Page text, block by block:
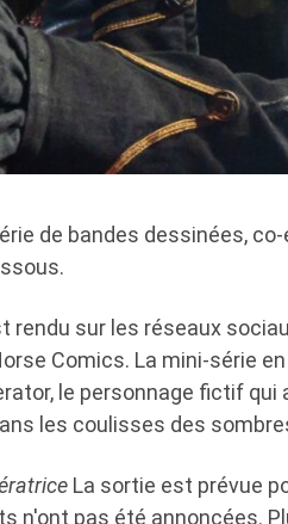
de bandes dessinées,
rendu sur les réseaux
Comics. La mini-série
le personnage fictif qui
les coulisses des
La sortie est prévue
n'ont pas été annoncées.